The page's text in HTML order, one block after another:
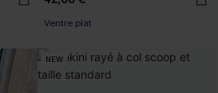
Ventre plat
NEW